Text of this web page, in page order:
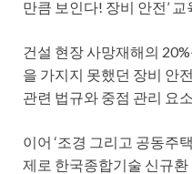
만큼 보인다! 장비 안전’ 교
건설 현장 사망재해의
을 가지지 못했던 장비 안
관련 법규와 중점 관리 요
이어 ‘조경 그리고 공동주
제로 한국종합기술 신규